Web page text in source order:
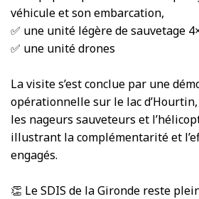
véhicule et son embarcation,
✅ une unité légère de sauvetage
✅ une unité drones
La visite s’est conclue par une
opérationnelle sur le lac
les nageurs sauveteurs et
illustrant la complémentarité et
engagés.
👏 Le SDIS de la Gironde reste